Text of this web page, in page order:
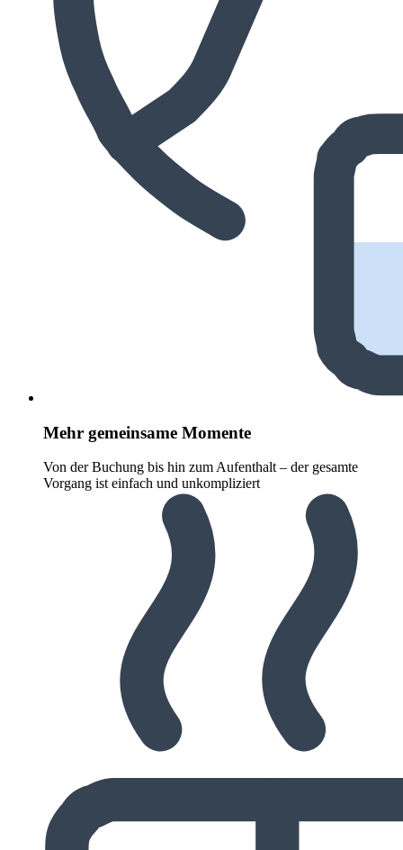
Mehr gemeinsame Momente
Von der Buchung bis hin zum Aufenthalt – der gesamte
Vorgang ist einfach und unkompliziert